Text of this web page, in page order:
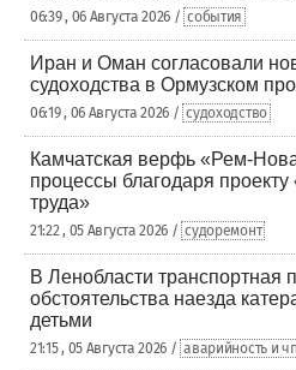
06:39 , 06 Августа 2026 / события
Иран и Оман согласовали
судоходства в Ормузском
06:19 , 06 Августа 2026 / судоходство
Камчатская верфь «Рем-
процессы благодаря
труда»
21:22 , 05 Августа 2026 / судоремонт
В Ленобласти транспортная
обстоятельства наезда
детьми
21:15 , 05 Августа 2026 / аварийность и чп